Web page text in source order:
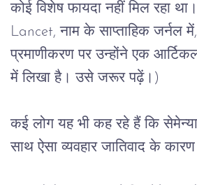
कोई विशेष फायदा नहीं मिल रहा था।
Lancet, नाम के साप्ताहिक जर्नल में
प्रमाणीकरण पर उन्होंने एक
में लिखा है। उसे जरूर पढ़ें। )
कई लोग यह भी कह रहे हैं कि सेमेन्या
साथ ऐसा व्यवहार जातिवाद के कारण